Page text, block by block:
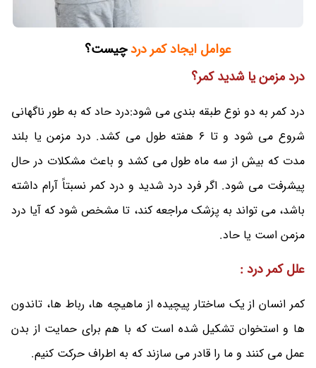
عوامل ایجاد کمر دردچیست؟
درد مزمن یا شدید کمر؟
درد کمر به دو نوع طبقه بندی می شود:درد حاد که به طور ناگهانی
شروع می شود و تا 6 هفته طول می کشد. درد مزمن یا بلند
مدت که بیش از سه ماه طول می کشد و باعث مشکلات در حال
پیشرفت می شود. اگر فرد درد شدید و درد کمر نسبتاً آرام داشته
باشد، می تواند به پزشک مراجعه کند، تا مشخص شود که آیا درد
مزمن است یا حاد.
علل کمر درد :
کمر انسان از یک ساختار پیچیده از ماهیچه ها، رباط ها، تاندون
ها و استخوان تشکیل شده است که با هم برای حمایت از بدن
عمل می کنند و ما را قادر می سازند که به اطراف حرکت کنیم.